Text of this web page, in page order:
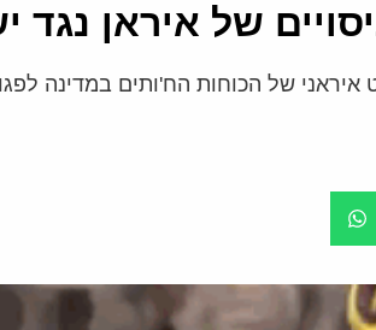
של איראן נגד
של הכוחות הח'ותים במדינה